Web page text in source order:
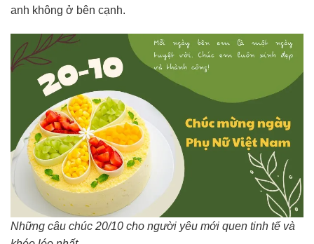
anh không ở bên cạnh.
Những câu chúc 20/10 cho người yêu mới quen tinh tế và